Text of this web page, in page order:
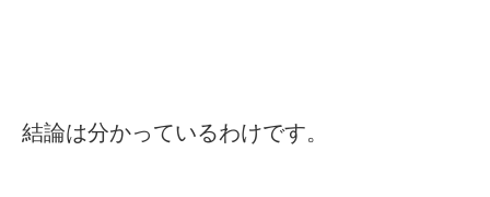
結論は分かっているわけです。